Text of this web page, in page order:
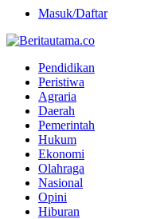
Masuk/Daftar
Pendidikan
Peristiwa
Agraria
Daerah
Pemerintah
Hukum
Ekonomi
Olahraga
Nasional
Opini
Hiburan